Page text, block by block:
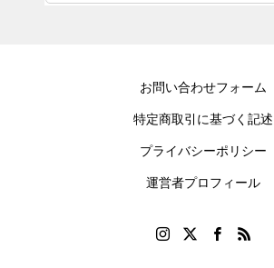
お問い合わせフォーム
特定商取引に基づく記述
プライバシーポリシー
運営者プロフィール